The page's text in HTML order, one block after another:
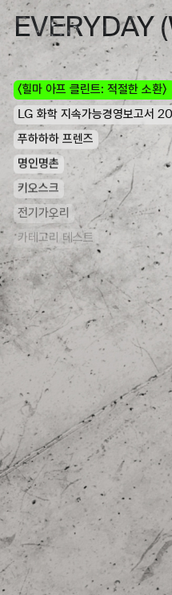
EVERYDAY
〈힐마 아프 클린트: 적절한 소환〉
LG 화학 지속가능경영보고서
푸하하하 프렌즈
명인명촌
키오스크
전기가오리
카테고리 테스트